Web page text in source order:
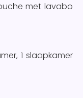
met lavabo
1 slaapkamer